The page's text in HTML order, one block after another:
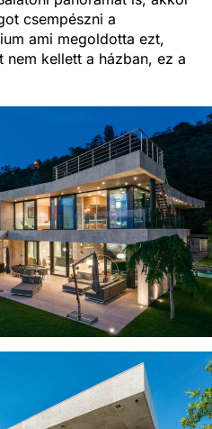
csempészni a
ami megoldotta ezt,
kellett a házban, ez a